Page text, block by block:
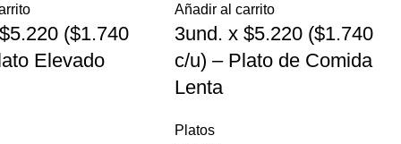
($1.740
Elevado
Añadir al carrito
3und. x $5.220 ($1.740
c/u) – Plato de Comida
Lenta
Platos